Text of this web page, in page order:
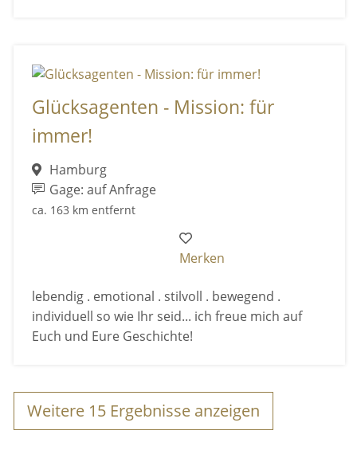
Glücksagenten - Mission: für
immer!
Hamburg
Gage: auf Anfrage
ca. 163 km entfernt
Merken
lebendig . emotional . stilvoll . bewegend .
individuell so wie Ihr seid... ich freue mich auf
Euch und Eure Geschichte!
Weitere 15 Ergebnisse anzeigen